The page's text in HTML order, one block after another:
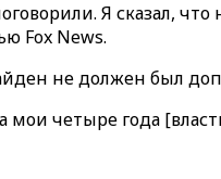
Я сказал,
Fox News.
не должен был
мои четыре года